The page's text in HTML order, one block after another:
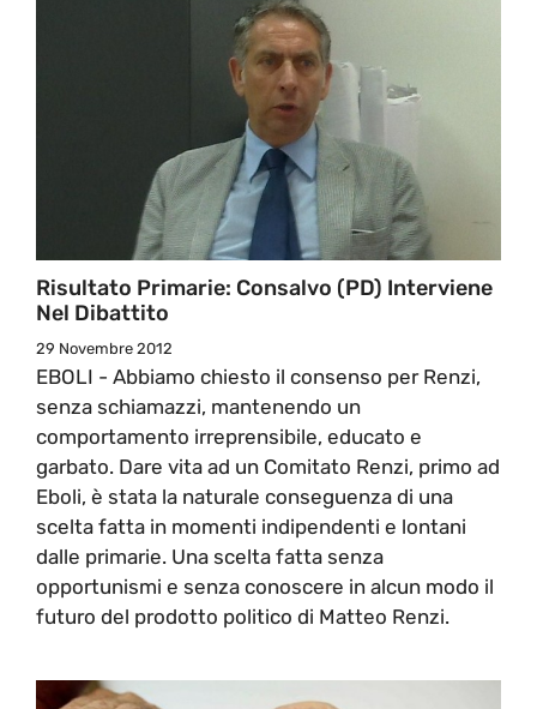
Risultato Primarie: Consalvo (PD) Interviene
Nel Dibattito
29 Novembre 2012
EBOLI - Abbiamo chiesto il consenso per Renzi,
senza schiamazzi, mantenendo un
comportamento irreprensibile, educato e
garbato. Dare vita ad un Comitato Renzi, primo ad
Eboli, è stata la naturale conseguenza di una
scelta fatta in momenti indipendenti e lontani
dalle primarie. Una scelta fatta senza
opportunismi e senza conoscere in alcun modo il
futuro del prodotto politico di Matteo Renzi.